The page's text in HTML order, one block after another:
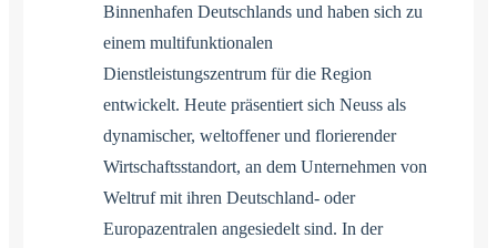
Binnenhafen Deutschlands und haben sich zu
einem multifunktionalen
Dienstleistungszentrum für die Region
entwickelt. Heute präsentiert sich Neuss als
dynamischer, weltoffener und florierender
Wirtschaftsstandort, an dem Unternehmen von
Weltruf mit ihren Deutschland- oder
Europazentralen angesiedelt sind. In der